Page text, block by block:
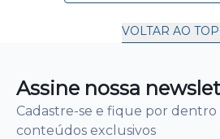
PróximaVOLTAR AO
Assine nossa
Cadastre-se e fique por dentro
conteúdos exclusivos